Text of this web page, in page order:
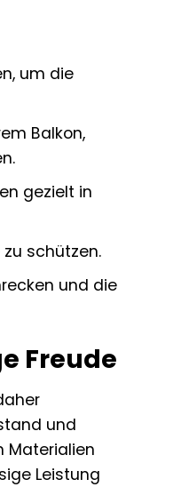
um die
Balkon,
gezielt in
schützen.
und die
Freude
und
Materialien
Leistung